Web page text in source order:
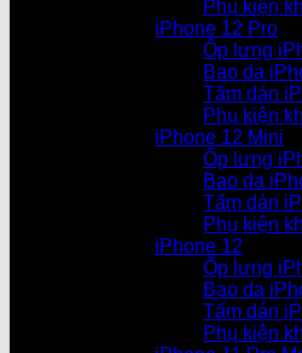
Phụ kiện
iPhone 12 Pro
Ốp lưng
Bao da
Tấm dán
Phụ kiện
iPhone 12 Mini
Ốp lưng
Bao da
Tấm dán
Phụ kiện
iPhone 12
Ốp lưng
Bao da
Tấm dán
Phụ kiện